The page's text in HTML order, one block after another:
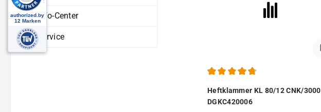
Info-Center
Service
Heftklammer KL 80/12 CNK/3000
DGKC420006